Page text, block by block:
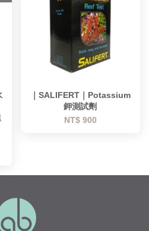
｜SALIFERT｜Potassium
鉀測試劑
NT$ 900